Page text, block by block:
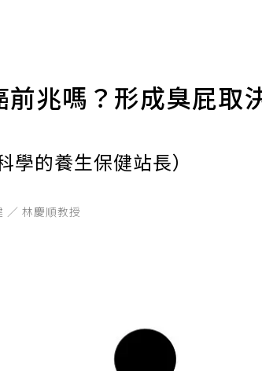
兆嗎？形成臭屁取
學的養生保健站長）
／ 林慶順教授